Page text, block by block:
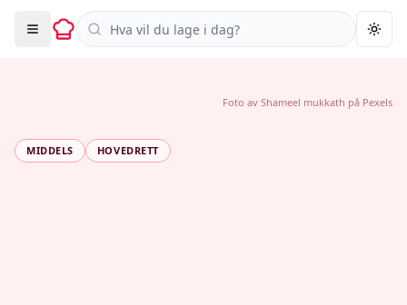
Søk i oppskrifter
MIDDELS HOVEDRETT
Foto av Shameel mukkath på Pexels